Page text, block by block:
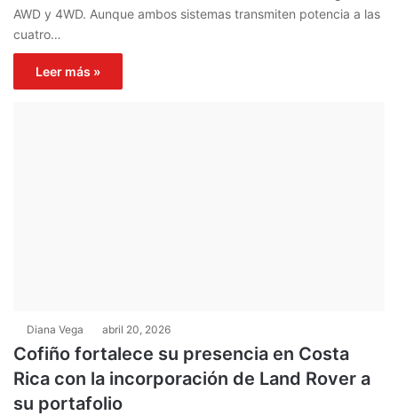
AWD y 4WD. Aunque ambos sistemas transmiten potencia a las
cuatro…
Leer más »
Diana Vega abril 20, 2026
Cofiño fortalece su presencia en Costa
Rica con la incorporación de Land Rover a
su portafolio